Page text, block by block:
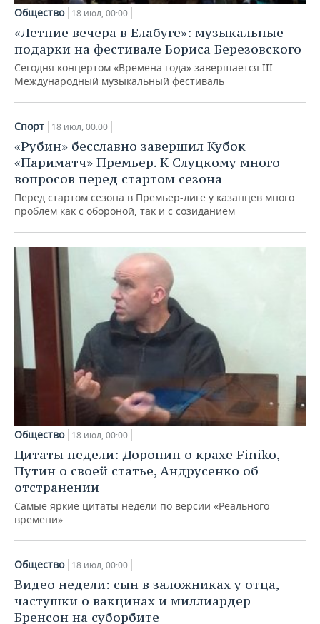
ТЕЛЕКОММУНИКАЦИИ
БИЗНЕС-БРАНЧИ
ONLINE-КОНФЕРЕНЦИИ
ОТКРЫТАЯ ЛЕКЦИЯ
ФУТБОЛ
ХОККЕЙ
БАСКЕТБОЛ
КИБЕРСПОРТ
ФИГУРНОЕ КАТАНИЕ
ВОДНЫЕ ВИДЫ СПОРТА
ХОККЕЙ С МЯЧОМ
НОВОСТИ ОБЩЕСТВА
ВЛАСТЬ
ИНФРАСТРУКТУРА
КУЛЬТУРА
МЕДИЦИНА
ОБРАЗОВАНИЕ
ПРОИСШЕСТВИЯ
ФОТОГАЛЕРЕЯ
СЮЖЕТЫ
СПРАВОЧНИК
СПИСОК КОМПАНИЙ
Общество 18 июл, 00:00
«Летние вечера в Елабуге»: музыкальные
подарки на фестивале Бориса Березовского
Сегодня концертом «Времена года» завершается III
Международный музыкальный фестиваль
Спорт 18 июл, 00:00
«Рубин» бесславно завершил Кубок
«Париматч» Премьер. К Слуцкому много
вопросов перед стартом сезона
Перед стартом сезона в Премьер-лиге у казанцев много
проблем как с обороной, так и с созиданием
Общество 18 июл, 00:00
Цитаты недели: Доронин о крахе Finiko,
Путин о своей статье, Андрусенко об
отстранении
Самые яркие цитаты недели по версии «Реального
времени»
Общество 18 июл, 00:00
Видео недели: сын в заложниках у отца,
частушки о вакцинах и миллиардер
Бренсон на суборбите